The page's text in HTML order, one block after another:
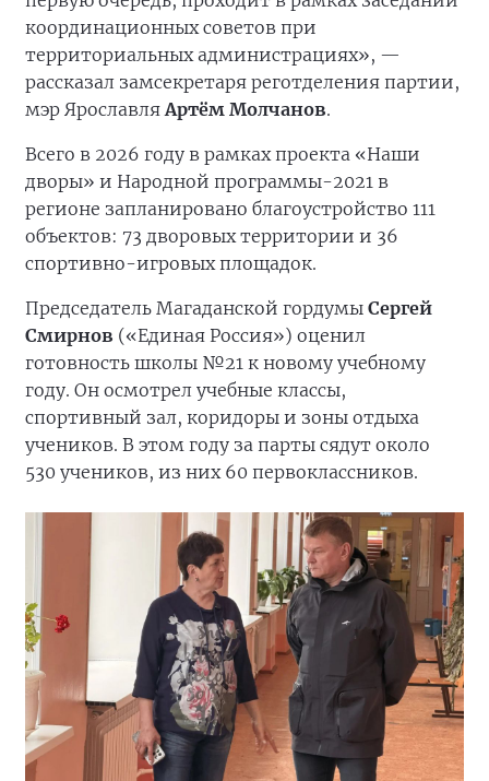
координационных советов при
территориальных администрациях», —
рассказал замсекретаря реготделения партии,
мэр ЯрославляАртём Молчанов.
Всего в 2026 году в рамках проекта «Наши
дворы» и Народной программы-2021 в
регионе запланировано благоустройство 111
объектов: 73 дворовых территории и 36
спортивно-игровых площадок.
Председатель Магаданской гордумы Сергей
Смирнов («Единая Россия») оценил
готовность школы №21 к новому учебному
году. Он осмотрел учебные классы,
спортивный зал, коридоры и зоны отдыха
учеников. В этом году за парты сядут около
530 учеников, из них 60 первоклассников.